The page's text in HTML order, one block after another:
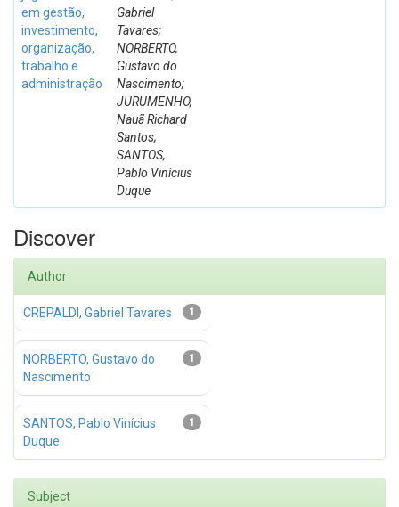
em gestão,
investimento,
organização,
trabalho e
administração
Gabriel
Tavares;
NORBERTO,
Gustavo do
Nascimento;
JURUMENHO,
Nauã Richard
Santos;
SANTOS,
Pablo Vinícius
Duque
Discover
Author
1
CREPALDI, Gabriel Tavares
1
NORBERTO, Gustavo do
Nascimento
1
SANTOS, Pablo Vinícius
Duque
Subject